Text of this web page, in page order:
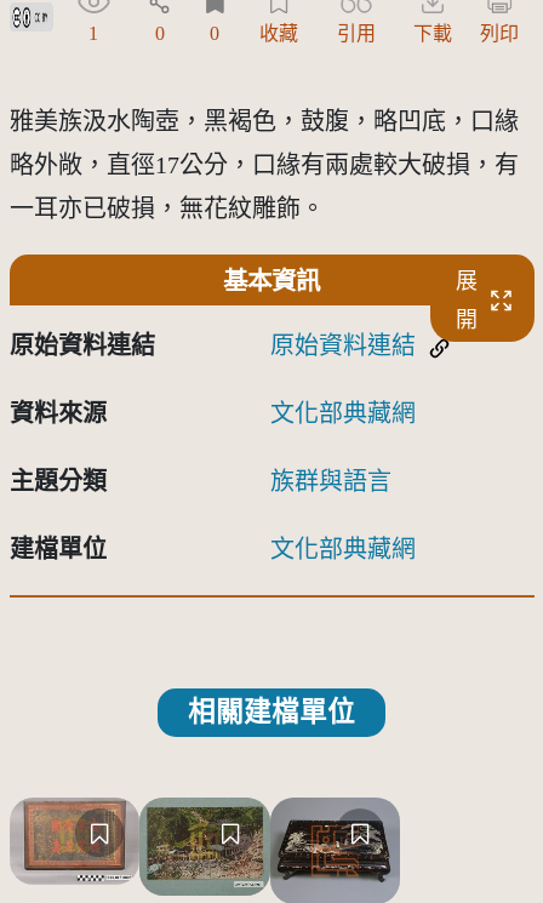
創用CC姓名標示 3.0 台灣及其後版本(CC BY 3.0 TW +)
1 0 0 收藏 引用 下載 列印
雅美族汲水陶壺，黑褐色，鼓腹，略凹底，口緣
略外敞，直徑17公分，口緣有兩處較大破損，有
一耳亦已破損，無花紋雕飾。
基本資訊
展
開
原始資料連結 原始資料連結
資料來源 文化部典藏網
主題分類 族群與語言
建檔單位 文化部典藏網
相關建檔單位